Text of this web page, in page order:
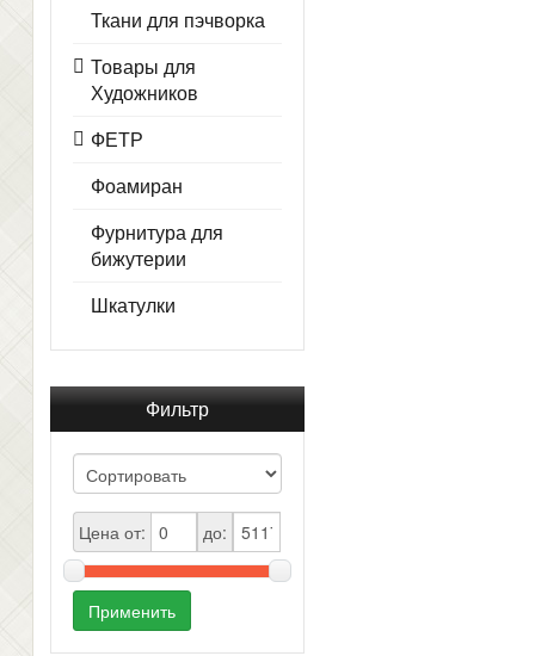
Ткани для пэчворка
Товары для
Художников
ФЕТР
Фоамиран
Фурнитура для
бижутерии
Шкатулки
Фильтр
Цена от: до:
Применить